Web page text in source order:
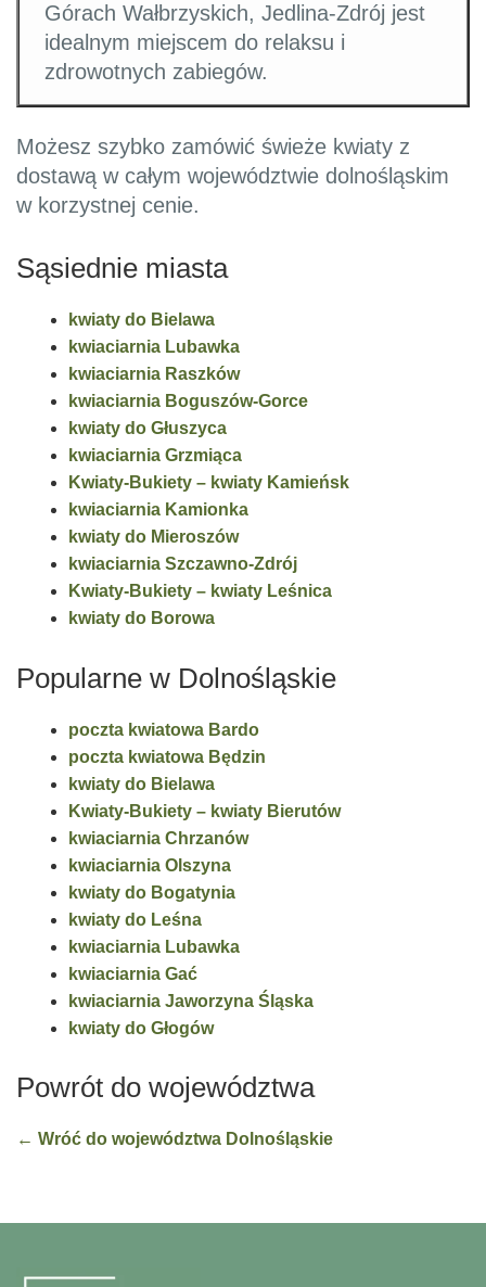
Górach Wałbrzyskich, Jedlina-Zdrój jest
idealnym miejscem do relaksu i
zdrowotnych zabiegów.
Możesz szybko zamówić świeże kwiaty z
dostawą w całym województwie dolnośląskim
w korzystnej cenie.
Sąsiednie miasta
kwiaty do Bielawa
kwiaciarnia Lubawka
kwiaciarnia Raszków
kwiaciarnia Boguszów-Gorce
kwiaty do Głuszyca
kwiaciarnia Grzmiąca
Kwiaty-Bukiety – kwiaty Kamieńsk
kwiaciarnia Kamionka
kwiaty do Mieroszów
kwiaciarnia Szczawno-Zdrój
Kwiaty-Bukiety – kwiaty Leśnica
kwiaty do Borowa
Popularne w Dolnośląskie
poczta kwiatowa Bardo
poczta kwiatowa Będzin
kwiaty do Bielawa
Kwiaty-Bukiety – kwiaty Bierutów
kwiaciarnia Chrzanów
kwiaciarnia Olszyna
kwiaty do Bogatynia
kwiaty do Leśna
kwiaciarnia Lubawka
kwiaciarnia Gać
kwiaciarnia Jaworzyna Śląska
kwiaty do Głogów
Powrót do województwa
← Wróć do województwa Dolnośląskie